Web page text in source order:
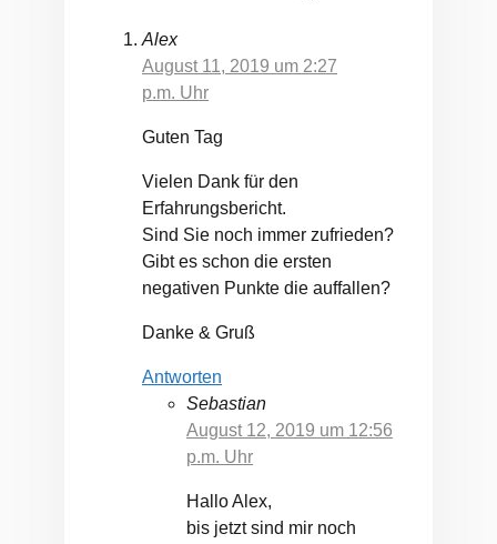
Alex
August 11, 2019 um 2:27
p.m. Uhr
Guten Tag
Vielen Dank für den
Erfahrungsbericht.
Sind Sie noch immer zufrieden?
Gibt es schon die ersten
negativen Punkte die auffallen?
Danke & Gruß
Antworten
Sebastian
August 12, 2019 um 12:56
p.m. Uhr
Hallo Alex,
bis jetzt sind mir noch